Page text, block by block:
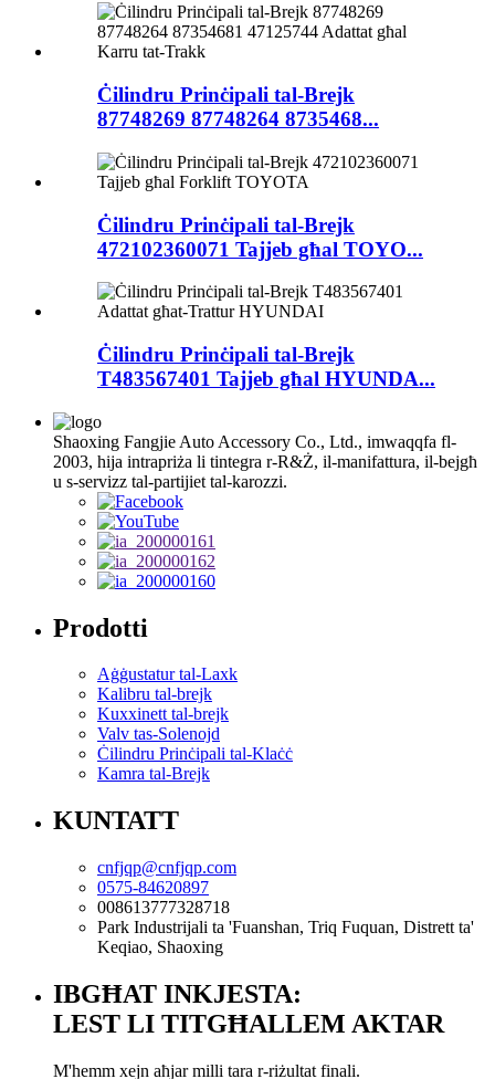
Ċilindru Prinċipali tal-Brejk
87748269 87748264 8735468...
Ċilindru Prinċipali tal-Brejk
472102360071 Tajjeb għal TOYO...
Ċilindru Prinċipali tal-Brejk
T483567401 Tajjeb għal HYUNDA...
Shaoxing Fangjie Auto Accessory Co., Ltd., imwaqqfa fl-
2003, hija intrapriża li tintegra r-R&Ż, il-manifattura, il-bejgħ
u s-servizz tal-partijiet tal-karozzi.
Prodotti
Aġġustatur tal-Laxk
Kalibru tal-brejk
Kuxxinett tal-brejk
Valv tas-Solenojd
Ċilindru Prinċipali tal-Klaċċ
Kamra tal-Brejk
KUNTATT
cnfjqp@cnfjqp.com
0575-84620897
008613777328718
Park Industrijali ta 'Fuanshan, Triq Fuquan, Distrett ta'
Keqiao, Shaoxing
IBGĦAT INKJESTA:
LEST LI TITGĦALLEM AKTAR
M'hemm xejn aħjar milli tara r-riżultat finali.